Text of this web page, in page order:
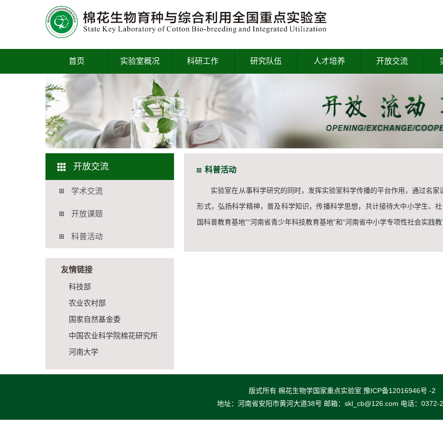
首页 实验室概况 科研工作 研究队伍 人才培养 开放交流
开放交流
学术交流
开放课题
科普活动
友情链接
科技部
农业农村部
国家自然基金委
中国农业科学院棉花研究所
河南大学
科普活动
实验室在从事科学研究的同时，发挥实验室科学传播的平台作用，通过名
形式，弘扬科学精神，普及科学知识，传播科学思想，共计接待大中小学生、
国科普教育基地”“河南省青少年科技教育基地”和“河南省中小学专项性社会实践教
版式所有 棉花生物学国家重点实验室 豫ICP备12016946号 -2
地址：河南省安阳市黄河大道38号 邮箱：skl_cb@126.com 电话：0372-